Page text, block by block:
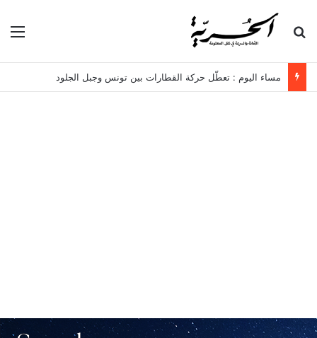
بحث عن
مساء اليوم : تعطّل حركة القطارات بين تونس وجبل الجلود